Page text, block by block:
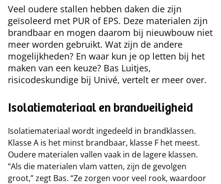
Veel oudere stallen hebben daken die zijn
geïsoleerd met PUR of EPS. Deze materialen zijn
brandbaar en mogen daarom bij nieuwbouw niet
meer worden gebruikt. Wat zijn de andere
mogelijkheden? En waar kun je op letten bij het
maken van een keuze? Bas Luitjes,
risicodeskundige bij Univé, vertelt er meer over.
Isolatiemateriaal en brandveiligheid
Isolatiemateriaal wordt ingedeeld in brandklassen.
Klasse A is het minst brandbaar, klasse F het meest.
Oudere materialen vallen vaak in de lagere klassen.
“Als die materialen vlam vatten, zijn de gevolgen
groot,” zegt Bas. “Ze zorgen voor veel rook, waardoor